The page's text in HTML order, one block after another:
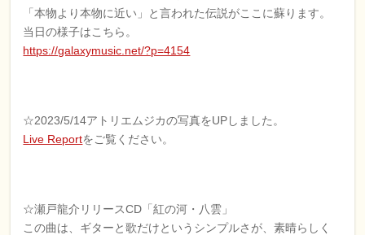
「本物より本物に近い」と言われた伝説がここに蘇ります。
当日の様子はこちら。
https://galaxymusic.net/?p=4154
☆2023/5/14アトリエムジカの写真をUPしました。
Live Reportをご覧ください。
☆瀬戸龍介リリースCD「紅の河・八雲」
この曲は、ギターと歌だけというシンプルさが、素晴らしく